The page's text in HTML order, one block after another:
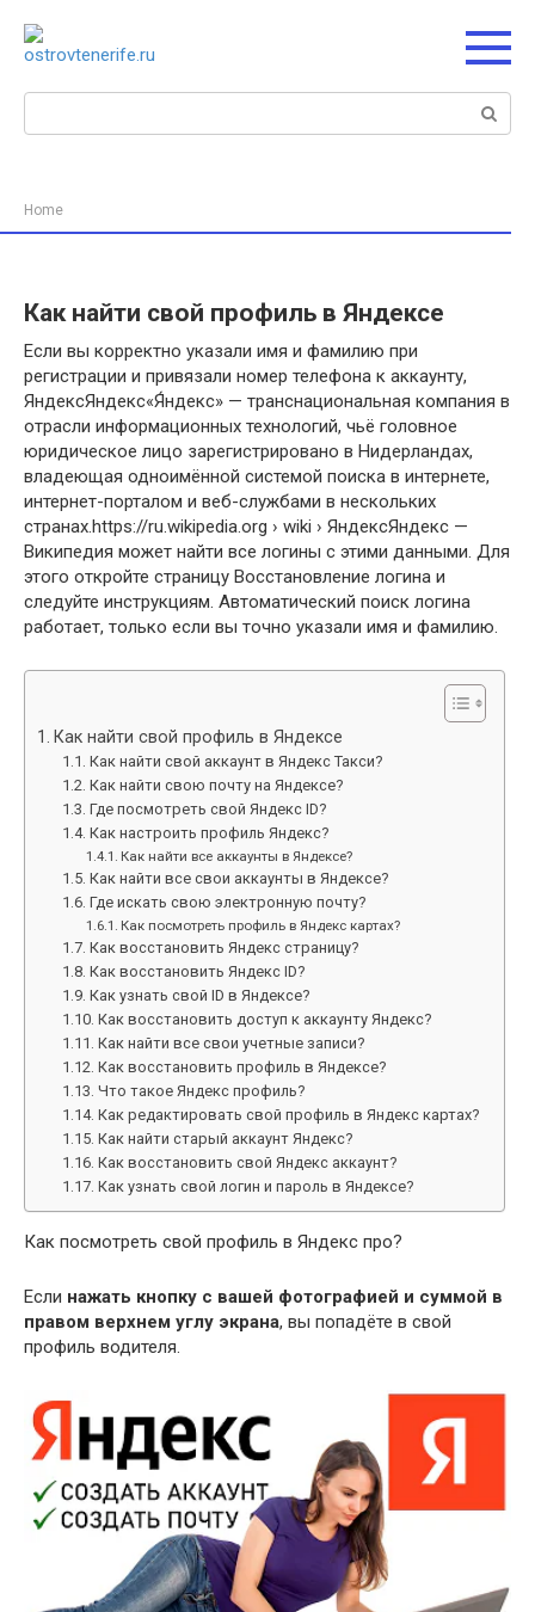
контенту
Поиск:
Home
Как найти свой профиль в Яндексе
Если вы корректно указали имя и фамилию при
регистрации и привязали номер телефона к аккаунту,
ЯндексЯндекс«Я́ндекс» — транснациональная компания в
отрасли информационных технологий, чьё головное
юридическое лицо зарегистрировано в Нидерландах,
владеющая одноимённой системой поиска в интернете,
интернет-порталом и веб-службами в нескольких
странах.https://ru.wikipedia.org › wiki › ЯндексЯндекс —
Википедия может найти все логины с этими данными. Для
этого откройте страницу Восстановление логина и
следуйте инструкциям. Автоматический поиск логина
работает, только если вы точно указали имя и фамилию.
Как найти свой профиль в Яндексе
Как найти свой аккаунт в Яндекс Такси?
Как найти свою почту на Яндексе?
Где посмотреть свой Яндекс ID?
Как настроить профиль Яндекс?
Как найти все аккаунты в Яндексе?
Как найти все свои аккаунты в Яндексе?
Где искать свою электронную почту?
Как посмотреть профиль в Яндекс картах?
Как восстановить Яндекс страницу?
Как восстановить Яндекс ID?
Как узнать свой ID в Яндексе?
Как восстановить доступ к аккаунту Яндекс?
Как найти все свои учетные записи?
Как восстановить профиль в Яндексе?
Что такое Яндекс профиль?
Как редактировать свой профиль в Яндекс картах?
Как найти старый аккаунт Яндекс?
Как восстановить свой Яндекс аккаунт?
Как узнать свой логин и пароль в Яндексе?
Как посмотреть свой профиль в Яндекс про?
Если нажать кнопку с вашей фотографией и суммой в
правом верхнем углу экрана, вы попадёте в свой
профиль водителя.